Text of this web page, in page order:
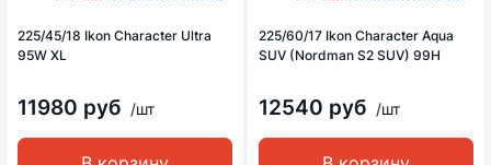
225/45/18 Ikon Character Ultra
95W XL
11980 руб /шт
225/60/17 Ikon Character Aqua
SUV (Nordman S2 SUV) 99H
12540 руб /шт